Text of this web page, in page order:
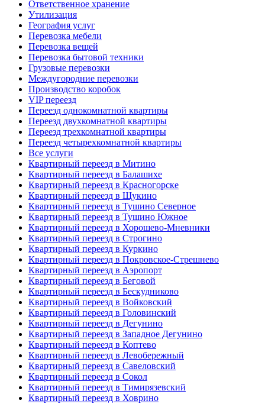
Ответственное хранение
Утилизация
География услуг
Перевозка мебели
Перевозка вещей
Перевозка бытовой техники
Грузовые перевозки
Междугородние перевозки
Производство коробок
VIP переезд
Переезд однокомнатной квартиры
Переезд двухкомнатной квартиры
Переезд трехкомнатной квартиры
Переезд четырехкомнатной квартиры
Все услуги
Квартирный переезд в Митино
Квартирный переезд в Балашихе
Квартирный переезд в Красногорске
Квартирный переезд в Щукино
Квартирный переезд в Тушино Северное
Квартирный переезд в Тушино Южное
Квартирный переезд в Хорошево-Мневники
Квартирный переезд в Строгино
Квартирный переезд в Куркино
Квартирный переезд в Покровское-Стрешнево
Квартирный переезд в Аэропорт
Квартирный переезд в Беговой
Квартирный переезд в Бескудниково
Квартирный переезд в Войковский
Квартирный переезд в Головинский
Квартирный переезд в Дегунино
Квартирный переезд в Западное Дегунино
Квартирный переезд в Коптево
Квартирный переезд в Левобережный
Квартирный переезд в Савеловский
Квартирный переезд в Сокол
Квартирный переезд в Тимирязевский
Квартирный переезд в Ховрино